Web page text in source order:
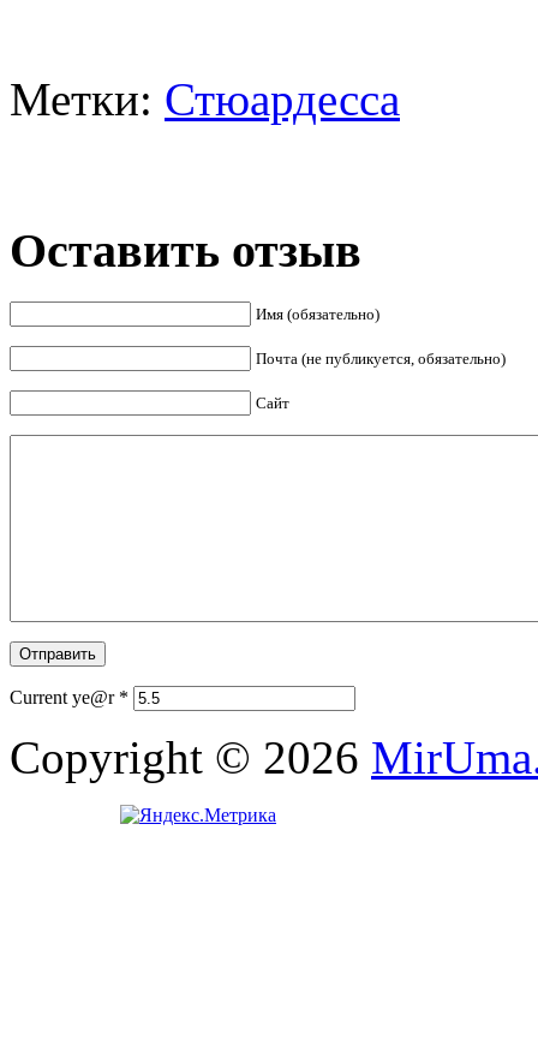
Метки: Стюардесса
Оставить отзыв
Имя (обязательно)
Почта (не публикуется, обязательно)
Сайт
Current ye@r *
Copyright © 2026